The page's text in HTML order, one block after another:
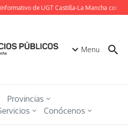
de UGT Castilla-La Mancha con
Menu
Provincias
Conócenos